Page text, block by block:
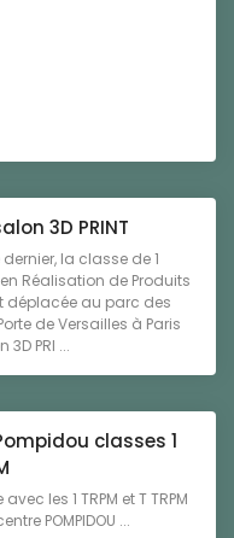
3D PRINT
la classe de 1
Réalisation de Produits
déplacée au parc des
de Versailles à Paris
PRI ...
classes 1
les 1 TRPM et T TRPM
POMPIDOU ...